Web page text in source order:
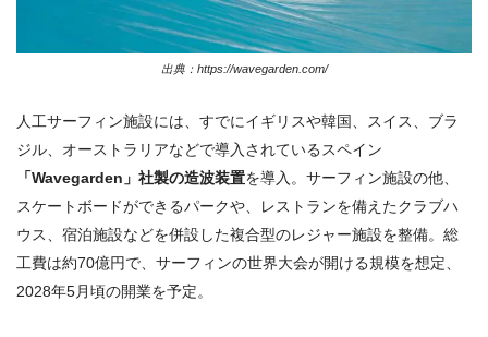
出典：https://wavegarden.com/
人工サーフィン施設には、すでにイギリスや韓国、スイス、ブラ
ジル、オーストラリアなどで導入されているスペイン
「Wavegarden」社製の造波装置を導入。サーフィン施設の他、
スケートボードができるパークや、レストランを備えたクラブハ
ウス、宿泊施設などを併設した複合型のレジャー施設を整備。総
工費は約70億円で、サーフィンの世界大会が開ける規模を想定、
2028年5月頃の開業を予定。